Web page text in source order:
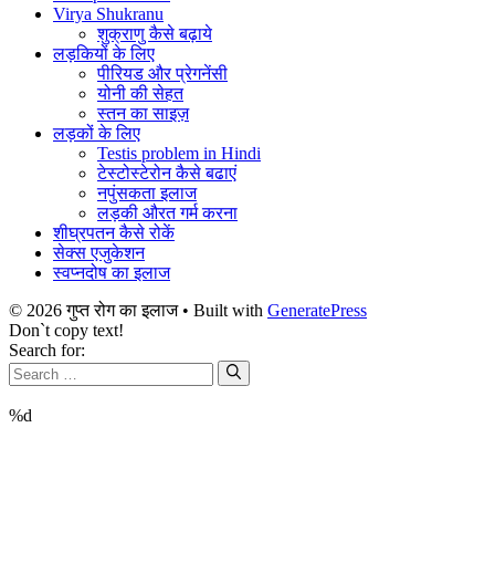
Virya Shukranu
शुक्राणु कैसे बढ़ाये
लड़कियों के लिए
पीरियड और प्रेगनेंसी
योनी की सेहत
स्तन का साइज़
लड़कों के लिए
Testis problem in Hindi
टेस्टोस्टेरोन कैसे बढाएं
नपुंसकता इलाज
लड़की औरत गर्म करना
शीघ्रपतन कैसे रोकें
सेक्स एजुकेशन
स्वप्नदोष का इलाज
© 2026 गुप्त रोग का इलाज• Built with GeneratePress
Don`t copy text!
Search for:
%d